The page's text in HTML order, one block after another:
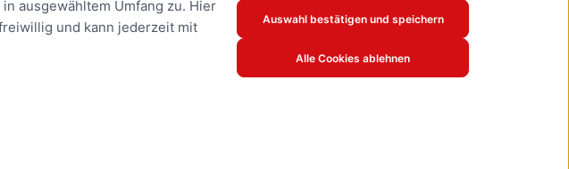
ausgewähltem Umfang zu. Hier
und kann jederzeit mit
Auswahl bestätigen und speichern
Alle Cookies ablehnen